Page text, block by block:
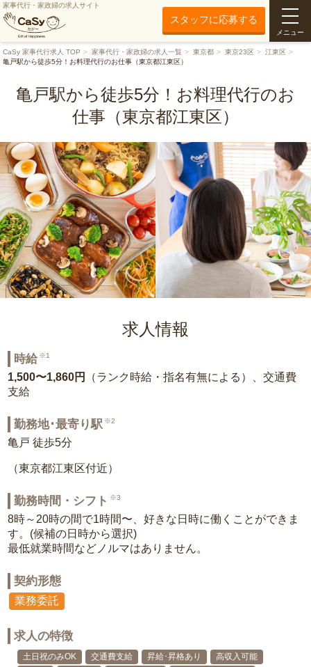
家事代行・家政婦の求人サイト
スタッフに応募する
メニュー
CaSy 家事代行求人 TOP 家事代行・家政婦の求人一覧 東京都 東京23区
江東区
亀戸駅から徒歩5分！お料理代行のお仕事（東京都江東区）
亀戸駅から徒歩5分！お料理代行のお
仕事（東京都江東区）
求人情報
時給 ※1
1,500〜1,860円
（ランク時給・指名有無による）、交通費
支給
勤務地･最寄り駅 ※2
亀戸 徒歩5分
（東京都江東区付近）
勤務時間・シフト ※3
8時～20時の間で1時間〜、好きな日時に働くことができま
す。(候補の日時から選択)
最低就業時間などノルマはありません。
契約形態
業務委託
求人の特徴
土日祝のみOK 交通費支給 昇給･昇格あり
高収入可能